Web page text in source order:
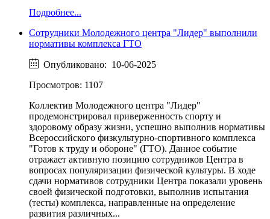
Подробнее...
Сотрудники Молодежного центра "Лидер" выполнили
нормативы комплекса ГТО
Опубликовано: 10-06-2025
Просмотров: 1107
Коллектив Молодежного центра "Лидер"
продемонстрировал приверженность спорту и
здоровому образу жизни, успешно выполнив нормативы
Всероссийского физкультурно-спортивного комплекса
"Готов к труду и обороне" (ГТО). Данное событие
отражает активную позицию сотрудников Центра в
вопросах популяризации физической культуры. В ходе
сдачи нормативов сотрудники Центра показали уровень
своей физической подготовки, выполнив испытания
(тесты) комплекса, направленные на определение
развития различных...